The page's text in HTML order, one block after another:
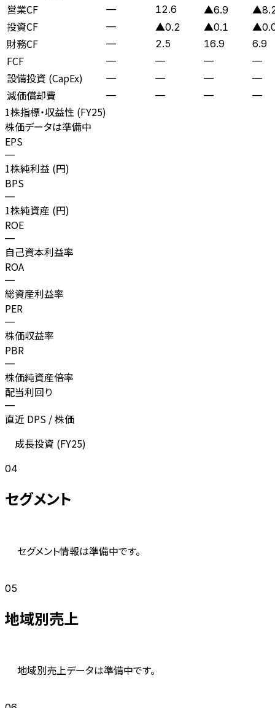
営業CF — 12.6 ▲6.9
投資CF — ▲0.2 ▲0.1
財務CF — 2.5 16.9 6.9
FCF — — — —
設備投資 (CapEx) — — — —
減価償却費 — — — —
1株指標・収益性 (FY25)
株価データは準備中
EPS
—
1株純利益 (円)
BPS
—
1株純資産 (円)
ROE
—
自己資本利益率
ROA
—
総資産利益率
PER
—
株価収益率
PBR
—
株価純資産倍率
配当利回り
—
直近 DPS / 株価
成長投資 (FY25)
04
セグメント
セグメント情報は準備中です。
05
地域別売上
地域別売上データは準備中です。